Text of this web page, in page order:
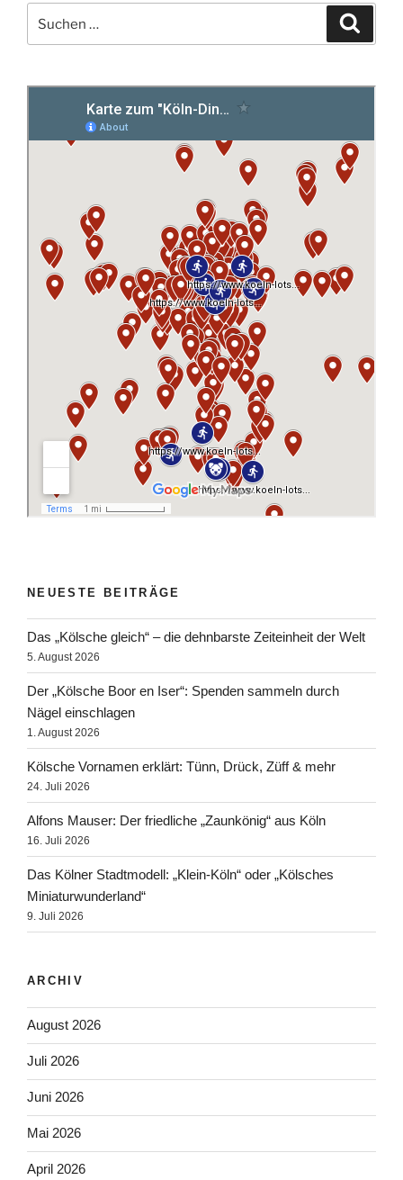
nach:
NEUESTE BEITRÄGE
Das „Kölsche gleich“ – die dehnbarste Zeiteinheit der Welt
5. August 2026
Der „Kölsche Boor en Iser“: Spenden sammeln durch
Nägel einschlagen
1. August 2026
Kölsche Vornamen erklärt: Tünn, Drück, Züff & mehr
24. Juli 2026
Alfons Mauser: Der friedliche „Zaunkönig“ aus Köln
16. Juli 2026
Das Kölner Stadtmodell: „Klein-Köln“ oder „Kölsches
Miniaturwunderland“
9. Juli 2026
ARCHIV
August 2026
Juli 2026
Juni 2026
Mai 2026
April 2026